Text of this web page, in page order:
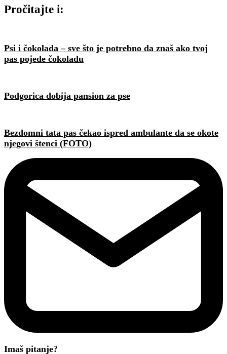
Pročitajte i:
Psi i čokolada – sve što je potrebno da znaš ako tvoj
pas pojede čokoladu
Podgorica dobija pansion za pse
Bezdomni tata pas čekao ispred ambulante da se okote
njegovi štenci (FOTO)
Imaš pitanje?